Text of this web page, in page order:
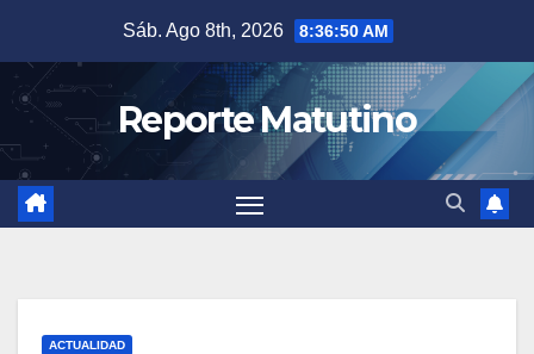
contenido
Sáb. Ago 8th, 2026 8:36:51 AM
Reporte Matutino
ACTUALIDAD